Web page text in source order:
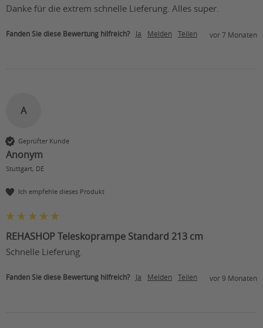
Danke für die extrem schnelle Lieferung. Alles super.
Fanden Sie diese Bewertung hilfreich? Ja Melden Teilen vor 7 Monaten
A
Geprüfter Kunde
Anonym
Stuttgart, DE
Ich empfehle dieses Produkt
REHASHOP Teleskoprampe Standard 213 cm
Schnelle Lieferung.
Fanden Sie diese Bewertung hilfreich? Ja Melden Teilen vor 9 Monaten